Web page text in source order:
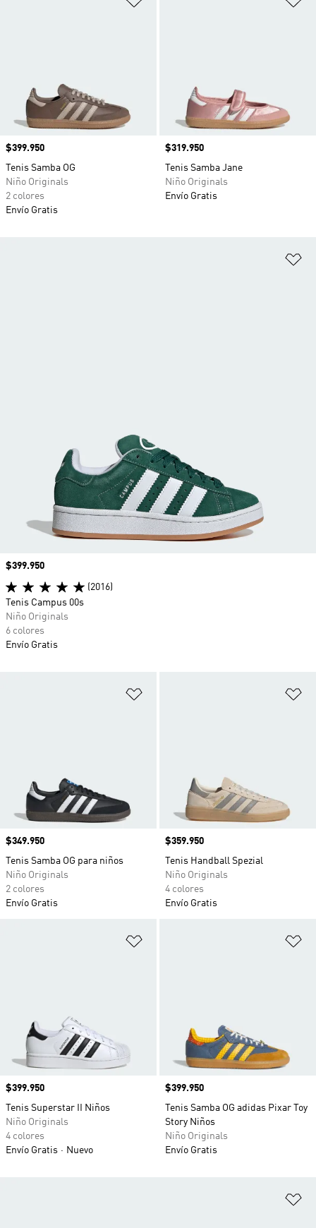
Precio
$399.950
Tenis Samba OG
Niño Originals
2 colores
Envío Gratis
Precio
$319.950
Tenis Samba Jane
Niño Originals
Envío Gratis
Precio
$349.950
Tenis Samba OG para niños
Niño Originals
2 colores
Envío Gratis
Precio
$359.950
Tenis Handball Spezial
Niño Originals
4 colores
Envío Gratis
Precio
$399.950
Tenis Superstar II Niños
Niño Originals
4 colores
Envío Gratis
Nuevo
Precio
$399.950
Tenis Samba OG adidas Pixar Toy
Story Niños
Niño Originals
Envío Gratis
Precio
$399.950
(2016)
Tenis Campus 00s
Niño Originals
6 colores
Envío Gratis